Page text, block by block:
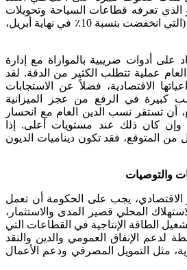
الذي تعرفه قطاعات السياحة وتحويلات
المغاربة المقيمين بالخارج (التي انخفضت بنسبة 10٪ في نهاية أبريل،
على أدوات ضريبية بالموازاة مع إدارة
عملية تتطلب الكثير من الدقة. لقد
الاقتصادية، فضلاً عن الاستجابات
كبيرة في الرفع من عجز الميزانية
أن تستقر نسب الدين العام مع انحسار
وإن كان ذلك عند مستويات أعلى. إذا
من المتوقع، فقد تكون ديناميات الديون
والتوصيات
الاقتصادي، يجب على الحكومة أن تعمل
المحلي قصير المدى والاستثمار،
الطاقة الإنتاجية في القطاعات التي
لدعم الإنفاق العمومي والدين والنقد
مثل التمويل المصرفي ودعم الأعمال